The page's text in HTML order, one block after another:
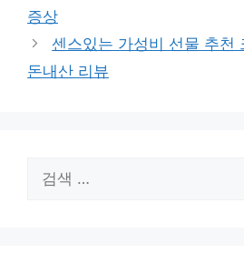
리
증상
센스있는 가성비 선물 추천
돈내산 리뷰
색: